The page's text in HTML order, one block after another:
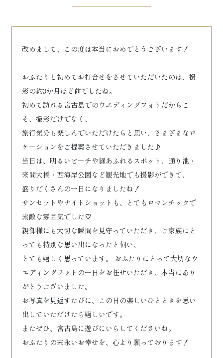
改めまして、この度は本当におめでとうございます！
おふたりと初めてお打合せをさせていただいたのは、撮
影の約3か月ほど前でしたね。
初めて訪れる宮古島でのウエディングフォトだからこ
そ、撮影だけでなく、
旅行気分も楽しんでいただけたらと思い、さまざまなロ
ケーションをご提案させていただきました♪
当日は、明るいビーチや緑あふれるスポット、通り池・
来間大橋・西海岸公園など観光地でも撮影ができて、
盛りだくさんの一日になりましたね！
サンセットやナイトショットも、とてもロマンチックで
素敵な雰囲気でした♡
親御様にも大切な瞬間を見守っていただき、ご家族にと
っても特別な思い出になったと伺い、
とても嬉しく思っています。 おふたりにとって大切なウ
エディングフォトの一日をお任せいただき、本当にあり
がとうございました。
お写真を見返すたびに、この日の楽しいひとときを思い
出していただけたら嬉しいです。
またぜひ、宮古島に遊びにいらしてくださいね。
おふたりの末永いお幸せを、心より願っております！